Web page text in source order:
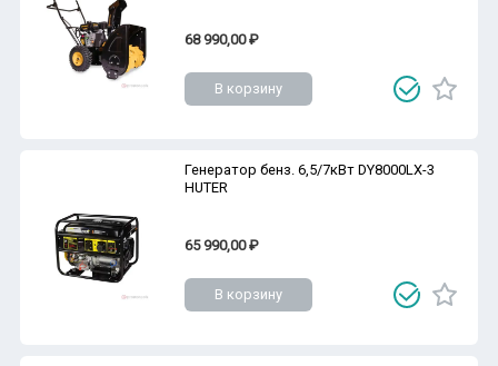
68 990,00 ₽
В корзину
Генератор бенз. 6,5/7кВт DY8000LX-3
HUTER
65 990,00 ₽
В корзину